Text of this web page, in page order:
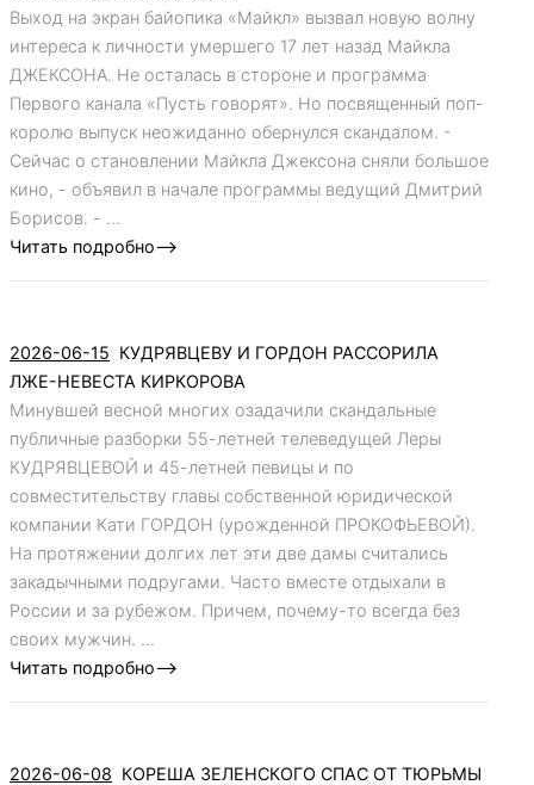
Выход на экран байопика «Майкл» вызвал новую волну
интереса к личности умершего 17 лет назад Майкла
ДЖЕКСОНА. Не осталась в стороне и программа
Первого канала «Пусть говорят». Но посвященный поп-
королю выпуск неожиданно обернулся скандалом. -
Сейчас о становлении Майкла Джексона сняли большое
кино, - объявил в начале программы ведущий Дмитрий
Борисов. - ...
Читать подробно-->
2026-06-15 КУДРЯВЦЕВУ И ГОРДОН РАССОРИЛА
ЛЖЕ-НЕВЕСТА КИРКОРОВА
Минувшей весной многих озадачили скандальные
публичные разборки 55-летней телеведущей Леры
КУДРЯВЦЕВОЙ и 45-летней певицы и по
совместительству главы собственной юридической
компании Кати ГОРДОН (урожденной ПРОКОФЬЕВОЙ).
На протяжении долгих лет эти две дамы считались
закадычными подругами. Часто вместе отдыхали в
России и за рубежом. Причем, почему-то всегда без
своих мужчин. ...
Читать подробно-->
2026-06-08 КОРЕША ЗЕЛЕНСКОГО СПАС ОТ ТЮРЬМЫ